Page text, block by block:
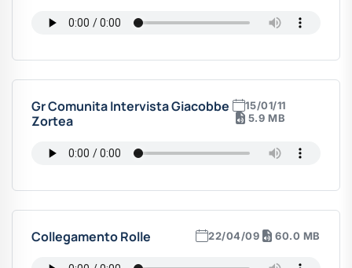
Gr Comunita Intervista Giacobbe
Zortea
15/01/11
5.9 MB
Collegamento Rolle 22/04/09 60.0 MB